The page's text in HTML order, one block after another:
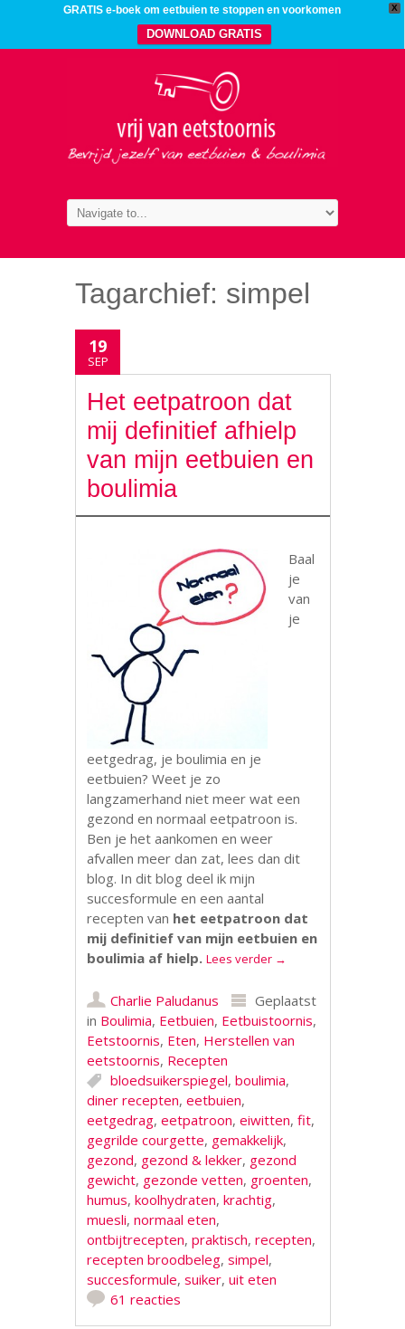
X
GRATIS e-boek om eetbuien te stoppen en voorkomen
DOWNLOAD GRATIS
Tagarchief: simpel
19
SEP
Het eetpatroon dat
mij definitief afhielp
van mijn eetbuien en
boulimia
Baal
je
van
je
eetgedrag, je boulimia en je
eetbuien? Weet je zo
langzamerhand niet meer wat een
gezond en normaal eetpatroon is.
Ben je het aankomen en weer
afvallen meer dan zat, lees dan dit
blog. In dit blog deel ik mijn
succesformule en een aantal
recepten van het eetpatroon dat
mij definitief van mijn eetbuien en
boulimia af hielp. Lees verder →
Charlie Paludanus
Geplaatst
in Boulimia, Eetbuien, Eetbuistoornis,
Eetstoornis, Eten, Herstellen van
eetstoornis, Recepten
bloedsuikerspiegel,boulimia,
diner recepten,eetbuien,
eetgedrag,eetpatroon,eiwitten,fit,
gegrilde courgette, gemakkelijk,
gezond, gezond & lekker, gezond
gewicht, gezonde vetten, groenten,
humus,koolhydraten,krachtig,
muesli,normaal eten,
ontbijtrecepten,praktisch,recepten,
recepten broodbeleg,simpel,
succesformule,suiker,uit eten
61 reacties